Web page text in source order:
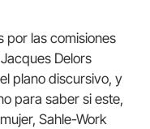
por las comisiones
Delors
plano discursivo, y
para saber si este,
Sahle-Work